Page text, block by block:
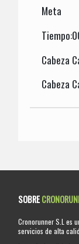
Meta
Cabeza
Cabeza
SOBRE
Cronorunner S.L es
servicios de alta